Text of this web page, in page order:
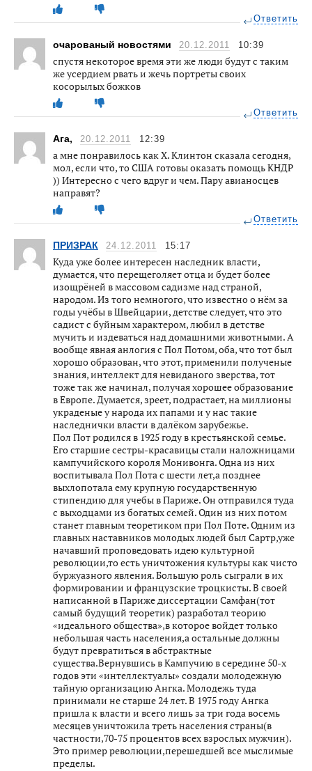
Ответить
очарованый новостями 20.12.2011 10:39
спустя некоторое время эти же люди будут с таким
же усердием рвать и жечь портреты своих
косорылых божков
Ответить
Ага, 20.12.2011 12:39
а мне понравилось как Х. Клинтон сказала сегодня,
мол, если что, то США готовы оказать помощь КНДР
)) Интересно с чего вдруг и чем. Пару авианосцев
направят?
Ответить
ПРИЗРАК 24.12.2011 15:17
Куда уже более интересен наследник власти,
думается, что перещеголяет отца и будет более
изощрёней в массовом садизме над страной,
народом. Из того немногого, что известно о нём за
годы учёбы в Швейцарии, детстве следует, что это
садист с буйным характером, любил в детстве
мучить и издеваться над домашними животными. А
вообще явная анлогия с Пол Потом, оба, что тот был
хорошо образован, что этот, применили полученые
знания, интеллект для невиданого зверства, тот
тоже так же начинал, получая хорошее образование
в Европе. Думается, зреет, подрастает, на миллионы
украденые у народа их папами и у нас такие
наследнички власти в далёком зарубежье.
Пол Пот родился в 1925 году в крестьянской семье.
Его старшие сестры-красавицы стали наложницами
кампучийского короля Монивонга. Одна из них
воспитывала Пол Пота с шести лет,а позднее
выхлопотала ему крупную государственную
стипендию для учебы в Париже. Он отправился туда
с выходцами из богатых семей. Один из них потом
станет главным теоретиком при Пол Поте. Одним из
главных наставников молодых людей был Сартр,уже
начавший проповедовать идею культурной
революции,то есть уничтожения культуры как чисто
буржуазного явления. Большую роль сыграли в их
формировании и французские троцкисты. В своей
написанной в Париже диссертации Самфан(тот
самый будущий теоретик) разработал теорию
«идеального общества»,в которое войдет только
небольшая часть населения,а остальные должны
будут превратиться в абстрактные
существа.Вернувшись в Кампучию в середине 50-х
годов эти «интеллектуалы» создали молодежную
тайную организацию Ангка. Молодежь туда
принимали не старше 24 лет. В 1975 году Ангка
пришла к власти и всего лишь за три года восемь
месяцев уничтожила треть населения страны(в
частности,70-75 процентов всех взрослых мужчин).
Это пример революции,перешедшей все мыслимые
пределы.